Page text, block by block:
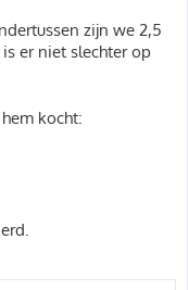
zijn we 2,5
er niet slechter op
kocht: